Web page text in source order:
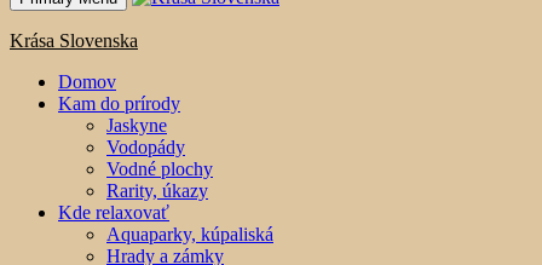
Krása Slovenska
Domov
Kam do prírody
Jaskyne
Vodopády
Vodné plochy
Rarity, úkazy
Kde relaxovať
Aquaparky, kúpaliská
Hrady a zámky